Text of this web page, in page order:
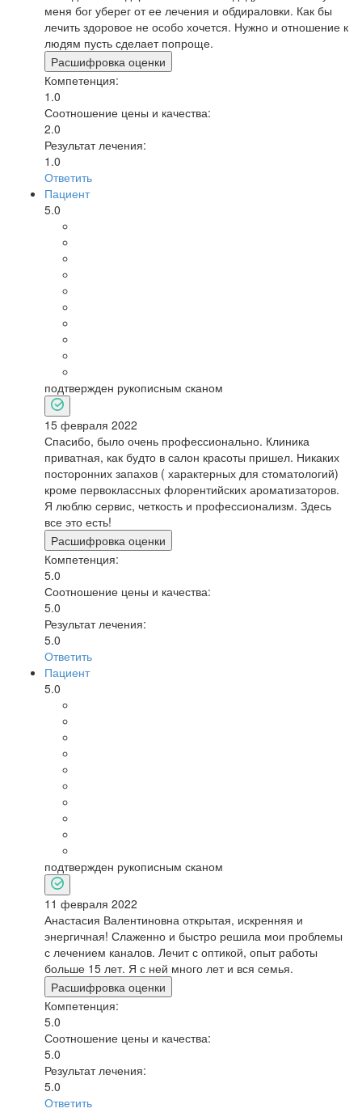
меня бог уберег от ее лечения и обдираловки. Как бы
лечить здоровое не особо хочется. Нужно и отношение к
людям пусть сделает попроще.
Расшифровка оценки
Компетенция:
1.0
Соотношение цены и качества:
2.0
Результат лечения:
1.0
Ответить
Пациент
5.0
подтвержден рукописным сканом
15 февраля 2022
Спасибо, было очень профессионально. Клиника
приватная, как будто в салон красоты пришел. Никаких
посторонних запахов ( характерных для стоматологий)
кроме первоклассных флорентийских ароматизаторов.
Я люблю сервис, четкость и профессионализм. Здесь
все это есть!
Расшифровка оценки
Компетенция:
5.0
Соотношение цены и качества:
5.0
Результат лечения:
5.0
Ответить
Пациент
5.0
подтвержден рукописным сканом
11 февраля 2022
Анастасия Валентиновна открытая, искренняя и
энергичная! Слаженно и быстро решила мои проблемы
с лечением каналов. Лечит с оптикой, опыт работы
больше 15 лет. Я с ней много лет и вся семья.
Расшифровка оценки
Компетенция:
5.0
Соотношение цены и качества:
5.0
Результат лечения:
5.0
Ответить